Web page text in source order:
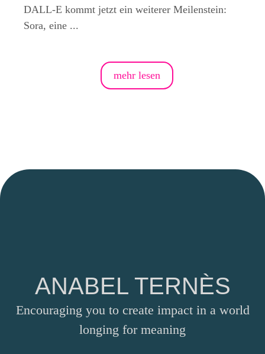
DALL-E kommt jetzt ein weiterer Meilenstein:
Sora, eine ...
mehr lesen
ANABEL TERNÈS
Encouraging you to create impact in a world
longing for meaning